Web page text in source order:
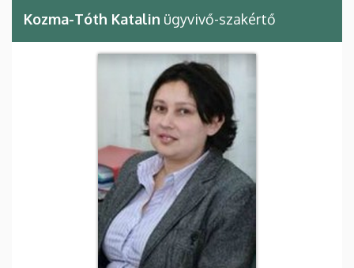
Kozma-Tóth Katalin ügyvivő-szakértő